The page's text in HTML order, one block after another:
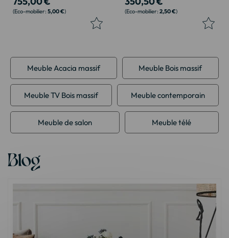
5,00 € 2,50 €
Meuble Acacia massif Meuble Bois massif
Meuble TV Bois massif Meuble contemporain
Meuble de salon Meuble télé
Blog